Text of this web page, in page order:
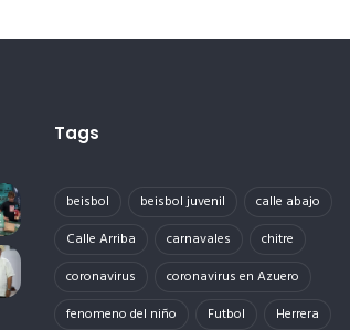
Tags
beisbol beisbol juvenil
calle abajo
Calle Arriba
carnavales
chitre
coronavirus
coronavirus en Azuero
fenomeno del niño
Futbol
Herrera